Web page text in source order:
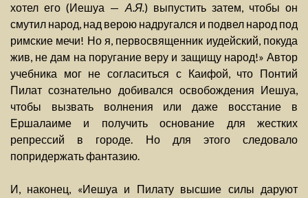
хотел его (Иешуа — А.Я.) выпустить затем, чтобы он
смутил народ, над верою надругался и подвел народ под
римские мечи! Но я, первосвященник иудейский, покуда
жив, не дам на поругание веру и защищу народ!» Автор
учебника мог не согласиться с Каифой, что Понтий
Пилат сознательно добивался освобождения Иешуа,
чтобы вызвать волнения или даже восстание в
Ершалаиме и получить основание для жестких
репрессий в городе. Но для этого следовало
попридержать фантазию.
И, наконец, «Иешуа и Пилату высшие силы даруют